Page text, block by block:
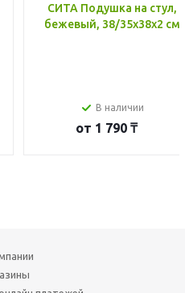
СИТА Подушка на стул,
бежевый, 38/35x38x2 см
В наличии
от 1 790 ₸